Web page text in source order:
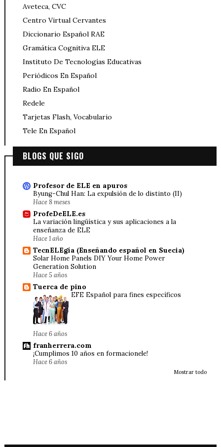
Aveteca, CVC
Centro Virtual Cervantes
Diccionario Español RAE
Gramática Cognitiva ELE
Instituto De Tecnologías Educativas
Periódicos En Español
Radio En Español
Redele
Tarjetas Flash, Vocabulario
Tele En Español
BLOGS QUE SIGO
Profesor de ELE en apuros
Byung-Chul Han: La expulsión de lo distinto (II)
Hace 8 meses
ProfeDeELE.es
La variación lingüística y sus aplicaciones a la
enseñanza de ELE
Hace 1 año
TecnELEgía (Enseñando español en Suecia)
Solar Home Panels DIY Your Home Power
Generation Solution
Hace 5 años
Tuerca de pino
EFE Español para fines específicos
Hace 6 años
franherrera.com
¡Cumplimos 10 años en formacionele!
Hace 6 años
Mostrar todo